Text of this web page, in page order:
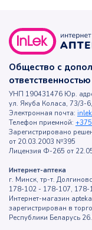
Общество с
УНП 190431476 Юр.
ул. Якуба Коласа, 73/3-
Электронная почта:
Телефон приемной:
Зарегистрировано
от 20.03.2003 №395
Лицензия Ф-265 от
Интернет-аптека
г. Минск, тр-т.
178-102 - 178-107,
Интернет-магазин
зарегистрирован в
Республики Беларусь